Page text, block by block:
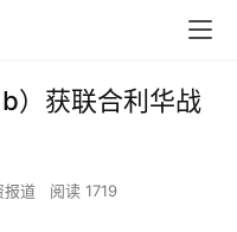
）获联合利华战
报道 阅读 1719